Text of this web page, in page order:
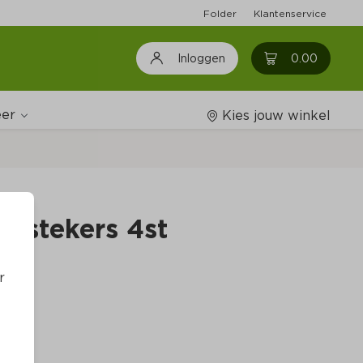
Folder Klantenservice
Inloggen 0.00 0
Wijnshop
Kies jouw winkel
4st